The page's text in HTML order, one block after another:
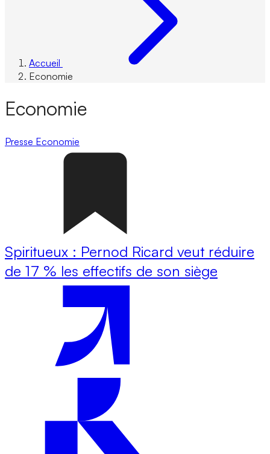
Accueil
Economie
Economie
Presse Economie
Spiritueux : Pernod Ricard veut réduire
de 17 % les effectifs de son siège